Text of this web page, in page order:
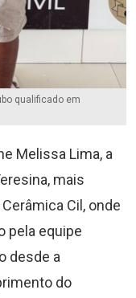
qualificado em
Melissa Lima, a
mais
Cil, onde
pela equipe
desde a
do